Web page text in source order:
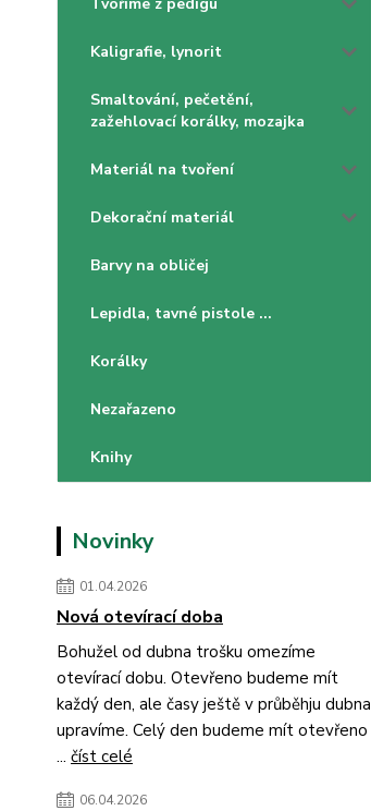
Kaligrafie, lynorit
Smaltování, pečetění,
zažehlovací korálky, mozajka
Materiál na tvoření
Dekorační materiál
Barvy na obličej
Lepidla, tavné pistole ...
Korálky
Nezařazeno
Knihy
Novinky
01.04.2026
Nová otevírací doba
Bohužel od dubna trošku omezíme
otevírací dobu. Otevřeno budeme mít
každý den, ale časy ještě v průběhju dubna
upravíme. Celý den budeme mít otevřeno
... číst celé
06.04.2026